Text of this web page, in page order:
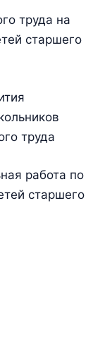
труда на
старшего
труда
работа по
старшего